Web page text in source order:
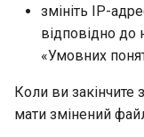
змініть IP-
відповідно до
«Умовних
Коли ви закінчите
мати змінений